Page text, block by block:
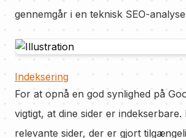
gennemgår i en teknisk SEO-
Indeksering
For at opnå en god synlighed på
vigtigt, at dine sider er indekserbare.
relevante sider, der er gjort